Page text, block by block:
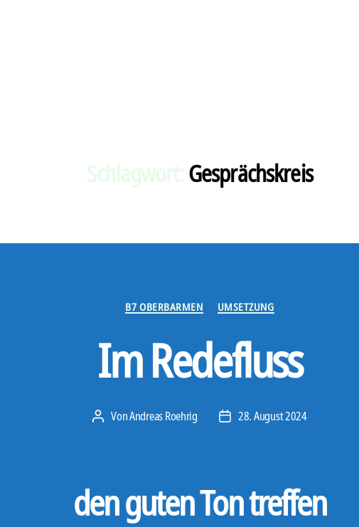
Gesprächskreis
Kategorien
B7 OBERBARMEN UMSETZUNG
Im Redefluss
Beitragsautor
VonAndreas Roehrig Veröffentlichungsdatum
28. August 2024
den guten Ton treffen